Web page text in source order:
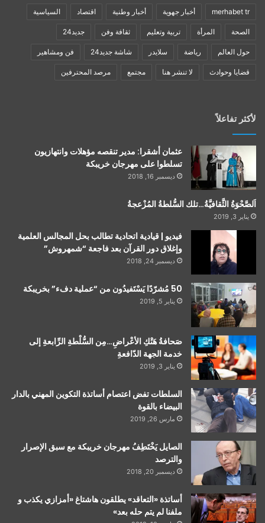
merhabet tr أخبار جهوية أخبار وطنية اقتصاد السياسية
الصحة المرأة تربية وتعليم ثقافة وفن جديد24
حول العالم رياضة سلايدر شاشة جديد24 فن ومشاهير
قضايا وحوادث لا تنشر هنا مجتمع مرصد المحترفين
لأكثر تفاعلاً
عثمان أشقرا: مدير تنقصه مؤهلات وانتهازيون
تسلطوا على مهرجان خريبكة
ديسمبر 16, 2018
اَلصَّحْوَةُ الثَّقافيَّةُ…تلك السُّلطةُ المُزْعجةُ
يناير 3, 2019
فيديو | قيادية اتحادية تطالب بحل المجالس العلمية
وإغلاق دور القرآن بعد فاجعة “شمهروش”
ديسمبر 24, 2018
50 مُشرّدًا يَسْتَفيدُون من “عملية دفء” بخريبكة
يناير 5, 2019
صَحافةُ هَتْكِ الأعْراضِ…مِن السُّلْطةِ الرِّابعةِ إلى
خدمة الجهة الدّافعةِ
يناير 3, 2019
السلطات تفض اعتصام أساتذة التكوين المهني بالدار
البيضاء بالقوة
مارس 26, 2019
الصايل يَخْتَطِفُ مهرجان خريبكة مع سبق الإصرار
والترصد
ديسمبر 20, 2018
أساتذة «التعاقد» يطلقون هاشتاغ «أمزازي يكذب و
ملفنا لم يتم حله بعد»